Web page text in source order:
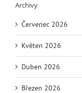
Archivy
Červenec 2026
Květen 2026
Duben 2026
Březen 2026